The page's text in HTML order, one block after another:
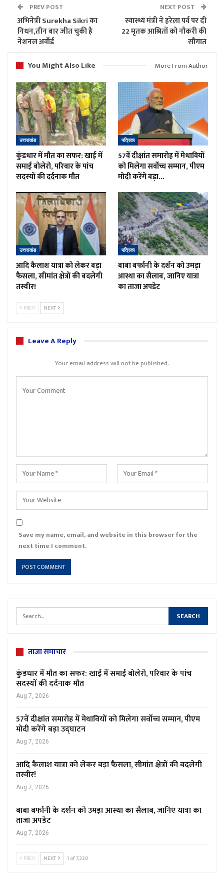
PREV POST
अभिनेत्री Surekha Sikri का
निधन,तीन बार जीत चुकी है
नेशनल अवॉर्ड
NEXT POST
स्वास्थ्य मंत्री ने हरेला पर्व पर दी
22 मृतक आश्रितों को नौकरी की
सौगात
You Might Also Like
More From Author
उत्तराखंड
कुंडधार में मौत का सफर: खाई में
समाई बोलेरो, परिवार के पांच
सदस्यों की दर्दनाक मौत
पत्रिका
57वें दीक्षांत समारोह में मेधावियों
को मिलेगा सर्वोच्च सम्मान, पीएम
मोदी करेंगे बड़ा…
उत्तराखंड
आदि कैलाश यात्रा को लेकर बड़ा
फैसला, सीमांत क्षेत्रों की बदलेगी
तस्वीर!
पत्रिका
बाबा बर्फानी के दर्शन को उमड़ा
आस्था का सैलाब, जानिए यात्रा
का ताजा अपडेट
PREV NEXT
Leave A Reply
Your email address will not be published.
Save my name, email, and website in this browser for the
next time I comment.
ताजा समाचार
कुंडधार में मौत का सफर: खाई में समाई बोलेरो, परिवार के पांच
सदस्यों की दर्दनाक मौत
Aug 7, 2026
57वें दीक्षांत समारोह में मेधावियों को मिलेगा सर्वोच्च सम्मान, पीएम
मोदी करेंगे बड़ा उद्घाटन
Aug 7, 2026
आदि कैलाश यात्रा को लेकर बड़ा फैसला, सीमांत क्षेत्रों की बदलेगी
तस्वीर!
Aug 7, 2026
बाबा बर्फानी के दर्शन को उमड़ा आस्था का सैलाब, जानिए यात्रा का
ताजा अपडेट
Aug 7, 2026
PREV NEXT 1 of 7,320